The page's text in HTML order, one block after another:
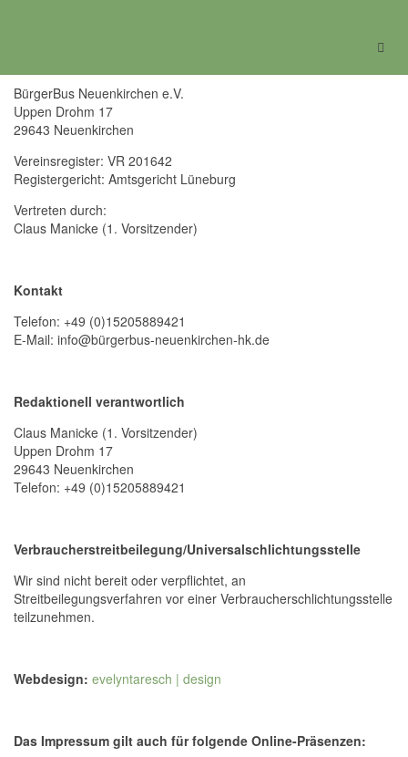
BürgerBus Neuenkirchen e.V.
Uppen Drohm 17
29643 Neuenkirchen
Vereinsregister: VR 201642
Registergericht: Amtsgericht Lüneburg
Vertreten durch:
Claus Manicke (1. Vorsitzender)
Kontakt
Telefon: +49 (0)15205889421
E-Mail: info@bürgerbus-neuenkirchen-hk.de
Redaktionell verantwortlich
Claus Manicke (1. Vorsitzender)
Uppen Drohm 17
29643 Neuenkirchen
Telefon: +49 (0)15205889421
Verbraucherstreitbeilegung/Universalschlichtungsstelle
Wir sind nicht bereit oder verpflichtet, an
Streitbeilegungsverfahren vor einer Verbraucherschlichtungsstelle
teilzunehmen.
Webdesign: evelyntaresch | design
Das Impressum gilt auch für folgende Online-Präsenzen: